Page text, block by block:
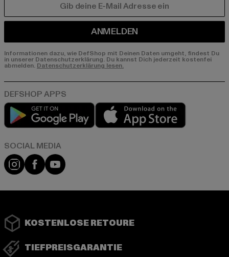
ANMELDEN
Informationen dazu, wie DefShop mit Deinen Daten umgeht, findest Du
in unserer Datenschutzerklärung. Du kannst Dich jederzeit kostenfei
abmelden. Datenschutzerklärung lesen.
Play market
Instagram
FacebookYouTube
KOSTENLOSE RETOURE
TIEFPREISGARANTIE